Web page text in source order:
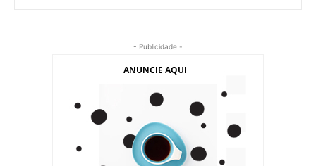
- Publicidade -